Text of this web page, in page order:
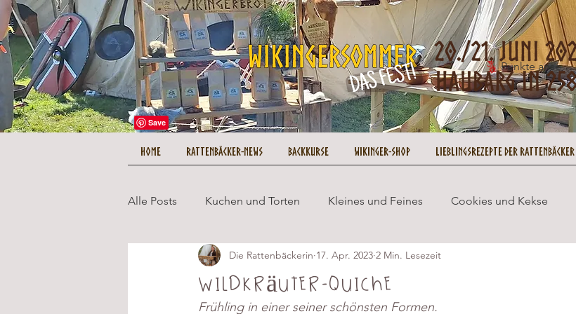
Punkte ansehen
Alle Posts Kuchen und Torten Kleines und Feines Cookies und Kekse
Herzhaftes und Hauptgerichte Wikingersommer
Wildkräuter-Quiche
Die Rattenbäckerin 17. Apr. 2023 2 Min. Lesezeit
Frühling in einer seiner schönsten Formen.
HOME Rattenbäcker-News Backkurse Wikinger-Shop Lieblingsrezepte der Rattenbäcker